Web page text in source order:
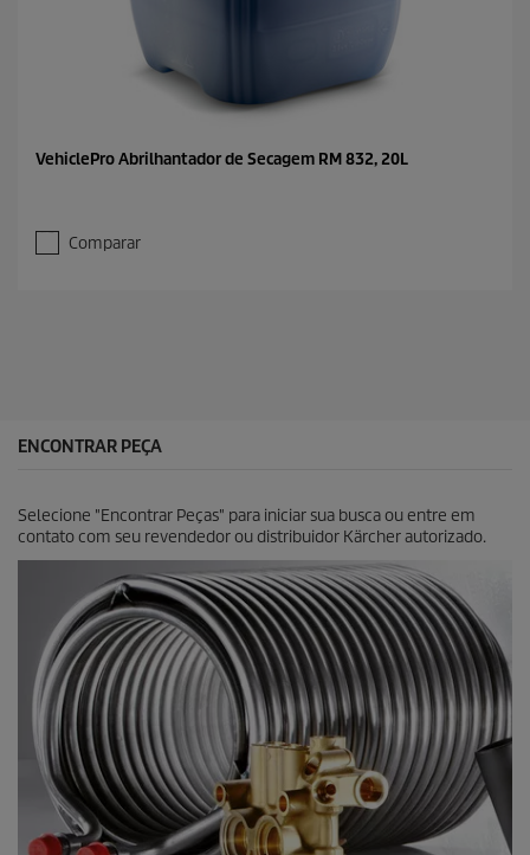
VehiclePro Abrilhantador de Secagem RM 832, 20L
Comparar
ENCONTRAR PEÇA
Selecione "Encontrar Peças" para iniciar sua busca ou entre em
contato com seu revendedor ou distribuidor Kärcher autorizado.